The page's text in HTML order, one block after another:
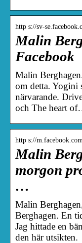
http s://sv-
Malin
Facebook
Malin
om detta. Yogini
närvarande.
och The heart
http s://
Malin
morgon
…
Malin
Berghagen. En
Jag hittade en
den här utsikten.